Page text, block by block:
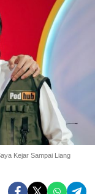
Kejar Sampai Liang